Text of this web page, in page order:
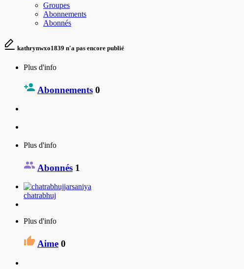
Groupes
Abonnements
Abonnés
kathrynwxo1839 n'a pas encore publié
Plus d'info
Abonnements 0
Plus d'info
Abonnés 1
chatrabhuj
Plus d'info
Aime 0